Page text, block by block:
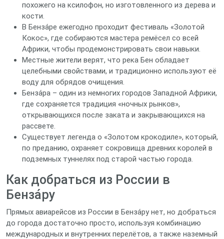
похожего на ксилофон, но изготовленного из дерева и
кости.
В Бенза́ре ежегодно проходит фестиваль «Золотой
Кокос», где собираются мастера ремёсел со всей
Африки, чтобы продемонстрировать свои навыки.
Местные жители верят, что река Бен обладает
целебными свойствами, и традиционно используют её
воду для обрядов очищения.
Бенза́ра – один из немногих городов Западной Африки,
где сохраняется традиция «ночных рынков»,
открывающихся после заката и закрывающихся на
рассвете.
Существует легенда о «Золотом крокодиле», который,
по преданию, охраняет сокровища древних королей в
подземных туннелях под старой частью города.
Как добраться из России в
Бенза́ру
Прямых авиарейсов из России в Бенза́ру нет, но добраться
до города достаточно просто, используя комбинацию
международных и внутренних перелётов, а также наземный